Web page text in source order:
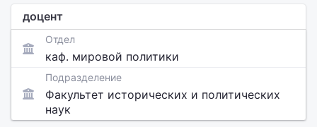
доцент
Отдел
каф. мировой политики
Подразделение
Факультет исторических и политических
наук